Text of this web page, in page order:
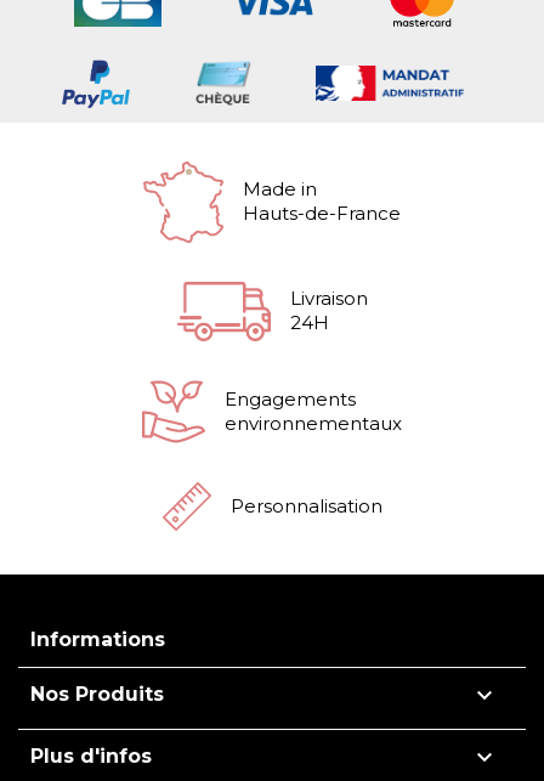
Made in
Hauts-de-France
Livraison
24H
Engagements
environnementaux
Personnalisation
Informations
Nos Produits 
Plus d'infos 